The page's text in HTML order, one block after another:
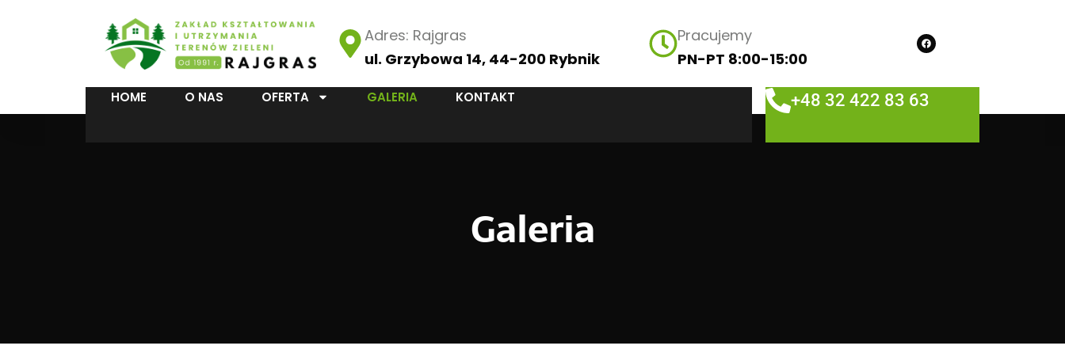
Adres: Rajgras
ul. Grzybowa 14, 44-200 Rybnik
Pracujemy
PN-PT 8:00-15:00
HOME O NAS OFERTA GALERIA KONTAKT +48 32 422 83 63
Galeria